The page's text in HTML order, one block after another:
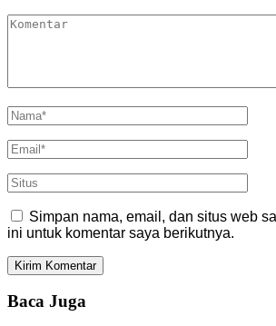
Simpan nama, email, dan situs web
ini untuk komentar saya berikutnya.
Baca Juga